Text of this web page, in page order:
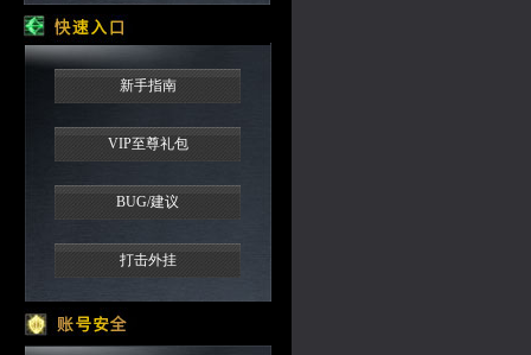
新手指南
VIP至尊礼包
BUG/建议
打击外挂